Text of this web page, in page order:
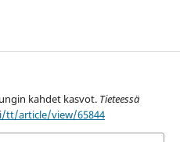
kahdet kasvot. Tieteessä
tt/article/view/65844